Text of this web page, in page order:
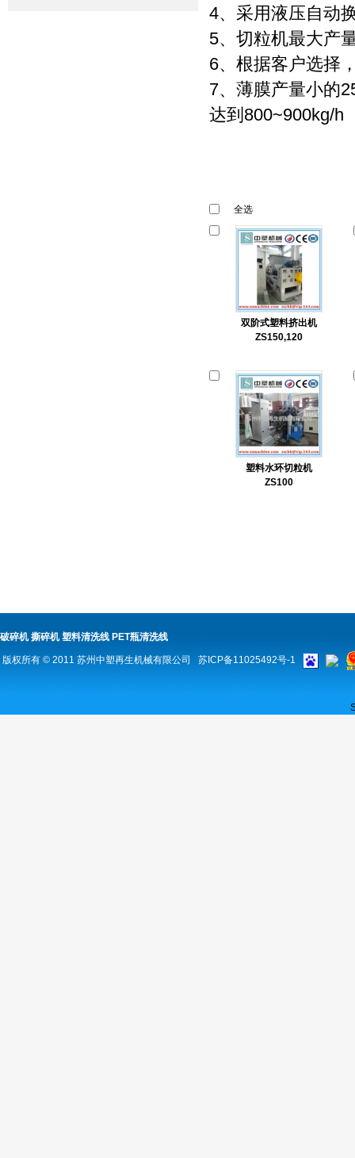
4、采用液压自动
5、切粒机最大产
6、根据客户选择
7、薄膜产量小的
达到800~900kg/h
全选
双阶式塑料挤出机
ZS150,120
塑料水环切粒机
ZS100
破碎机 撕碎机 塑料清洗线 PET瓶清洗线
版权所有 © 2011 苏州中塑再生机械有限公司 苏ICP备11025492号-1